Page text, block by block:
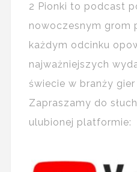
2 Pionki to podcast
nowoczesnym grom
każdym odcinku
najważniejszych
świecie w branży
Zapraszamy do
ulubionej platformie: